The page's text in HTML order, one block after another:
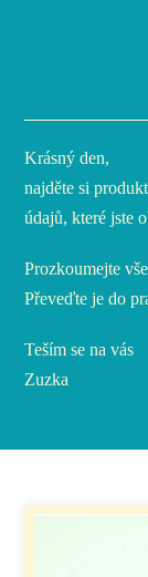
Krásný den,
najděte si
údajů, které jste
Prozkoumejte
Převeďte je do
Teším se na vás
Zuzka